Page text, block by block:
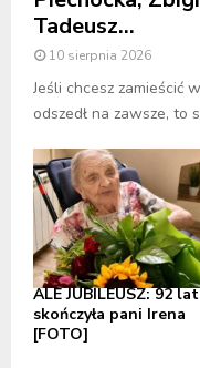
Tadeusz...
10 sierpnia 2026
Jeśli chcesz zamieścić
odszedł na zawsze, to
ALE JUBILEUSZ: 92
skończyła pani Irena
[FOTO]